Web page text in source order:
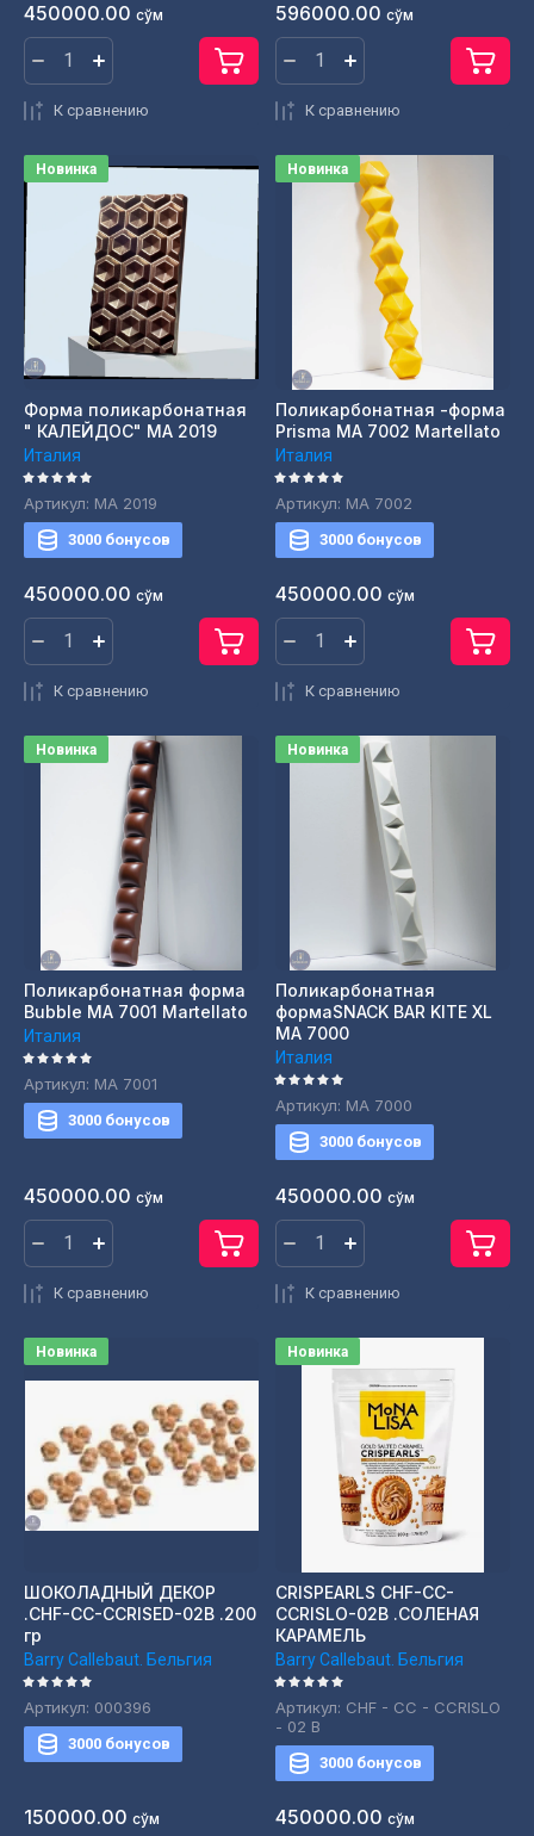
450000.00 сўм
К сравнению
596000.00 сўм
К сравнению
Новинка
Форма поликарбонатная
" КАЛЕЙДОС" МА 2019
Италия
Артикул: МА 2019
3000 бонусов
450000.00 сўм
К сравнению
Новинка
Поликарбонатная -форма
Prisma МА 7002 Martellato
Италия
Артикул: MA 7002
3000 бонусов
450000.00 сўм
К сравнению
Новинка
Поликарбонатная форма
Bubble МА 7001 Martellato
Италия
Артикул: МА 7001
3000 бонусов
450000.00 сўм
К сравнению
Новинка
Поликарбонатная
формаSNACK BAR KITE XL
МА 7000
Италия
Артикул: МА 7000
3000 бонусов
450000.00 сўм
К сравнению
Новинка
ШОКОЛАДНЫЙ ДЕКОР
.CHF-CC-CCRISED-02B .200
гр
Barry Callebaut. Бельгия
Артикул: 000396
3000 бонусов
150000.00 сўм
Новинка
CRISPEARLS CHF-CC-
CCRISLO-02B .СОЛЕНАЯ
КАРАМЕЛЬ
Barry Callebaut. Бельгия
Артикул: CHF - CC - CCRISLO
- 02 B
3000 бонусов
450000.00 сўм